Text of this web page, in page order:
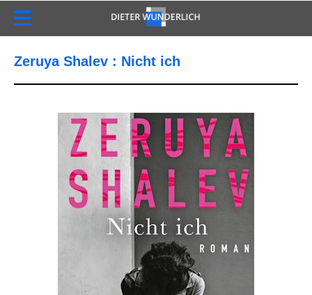
Zeruya Shalev : Nicht ich